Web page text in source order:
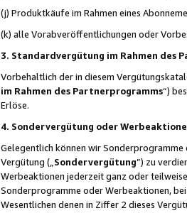
(j) Produktkäufe im Rahmen eines
(k) alle Vorabveröffentlichungen oder
3. Standardvergütung im Rahmen des
Vorbehaltlich der in diesem
im Rahmen des Partnerprogramms“)
Erlöse.
4. Sondervergütung oder
Gelegentlich können wir
Vergütung („ Sondervergütung”) zu
Werbeaktionen jederzeit ganz oder
Sonderprogramme oder Werbeaktionen,
Wesentlichen denen in Ziffer 2 dieses